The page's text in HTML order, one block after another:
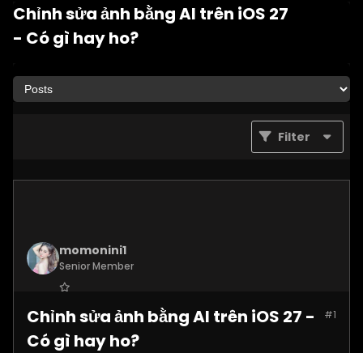
Chỉnh sửa ảnh bằng AI trên iOS 27
- Có gì hay ho?
Filter
momonini1
Senior Member
Posts:5399 #1
Chỉnh sửa ảnh bằng AI trên iOS 27 -
Có gì hay ho?